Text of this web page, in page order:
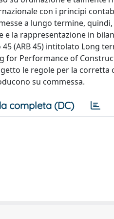
con i principi
a lungo termine,
e la rappresentazione in
(ARB 45) intitolato Long
Performance of
le regole per la
su commessa.
completa (DC)